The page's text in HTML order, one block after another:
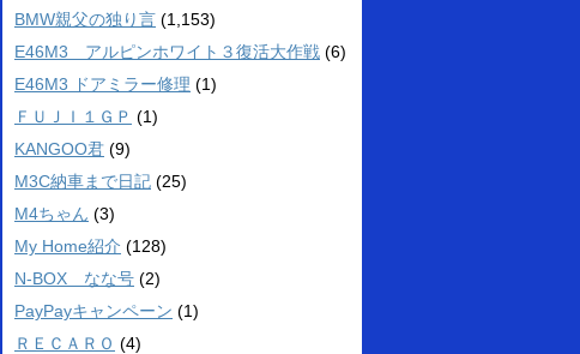
BMW親父の独り言 (1,153)
E46M3 アルピンホワイト３復活大作戦 (6)
E46M3 ドアミラー修理 (1)
ＦＵＪＩ１ＧＰ (1)
KANGOO君 (9)
M3C納車まで日記 (25)
M4ちゃん (3)
My Home紹介 (128)
N-BOX なな号 (2)
PayPayキャンペーン (1)
ＲＥＣＡＲＯ (4)